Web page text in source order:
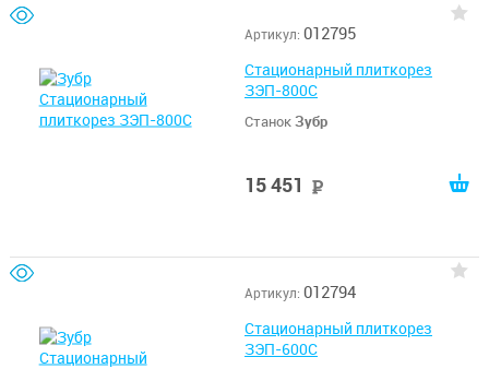
Артикул: 012795
Стационарный плиткорез
ЗЭП-800С
СтанокЗубр
15 451
Артикул: 012794
Стационарный плиткорез
ЗЭП-600С